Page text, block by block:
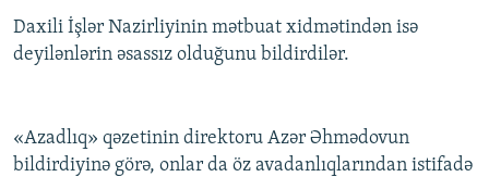
BIZIMLƏ ƏLAQƏ
RFE/RL-in bütün saytları
Daxili İşlər Nazirliyinin mətbuat xidmətindən isə
deyilənlərin əsassız olduğunu bildirdilər.
«Azadlıq» qəzetinin direktoru Azər Əhmədovun
bildirdiyinə görə, onlar da öz avadanlıqlarından istifadə